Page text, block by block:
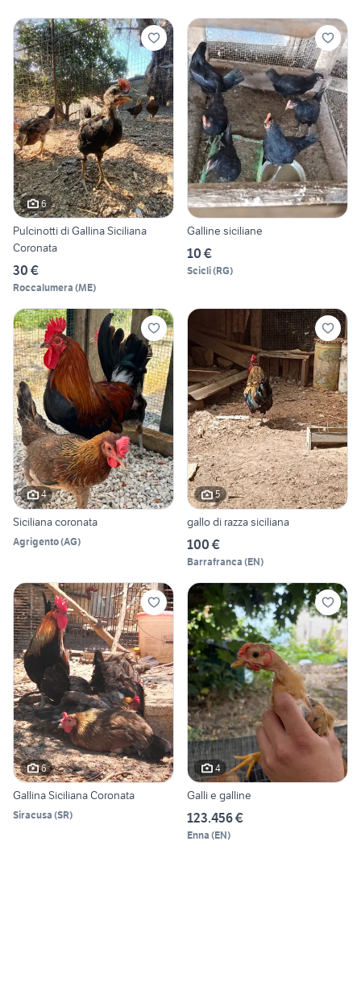
6
Pulcinotti di Gallina Siciliana
Coronata
30 €
Roccalumera (ME)
Galline siciliane
10 €
Scicli(RG)
4
Siciliana coronata
Agrigento(AG)
5
gallo di razza siciliana
100 €
Barrafranca (EN)
6
Gallina Siciliana Coronata
Siracusa (SR)
4
Galli e galline
123.456 €
Enna (EN)